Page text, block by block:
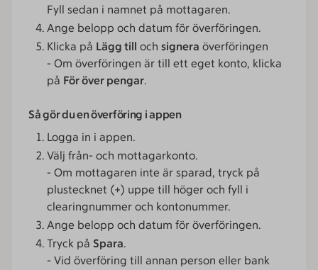
Fyll sedan i namnet på mottagaren.
Ange belopp och datum för överföringen.
Klicka på Lägg till och signera överföringen
- Om överföringen är till ett eget konto, klicka
på För över pengar.
Så gör du en överföring i appen
Logga in i appen.
Välj från- och mottagarkonto.
- Om mottagaren inte är sparad, tryck på
plustecknet (+) uppe till höger och fyll i
clearingnummer och kontonummer.
Ange belopp och datum för överföringen.
Tryck på Spara.
- Vid överföring till annan person eller bank